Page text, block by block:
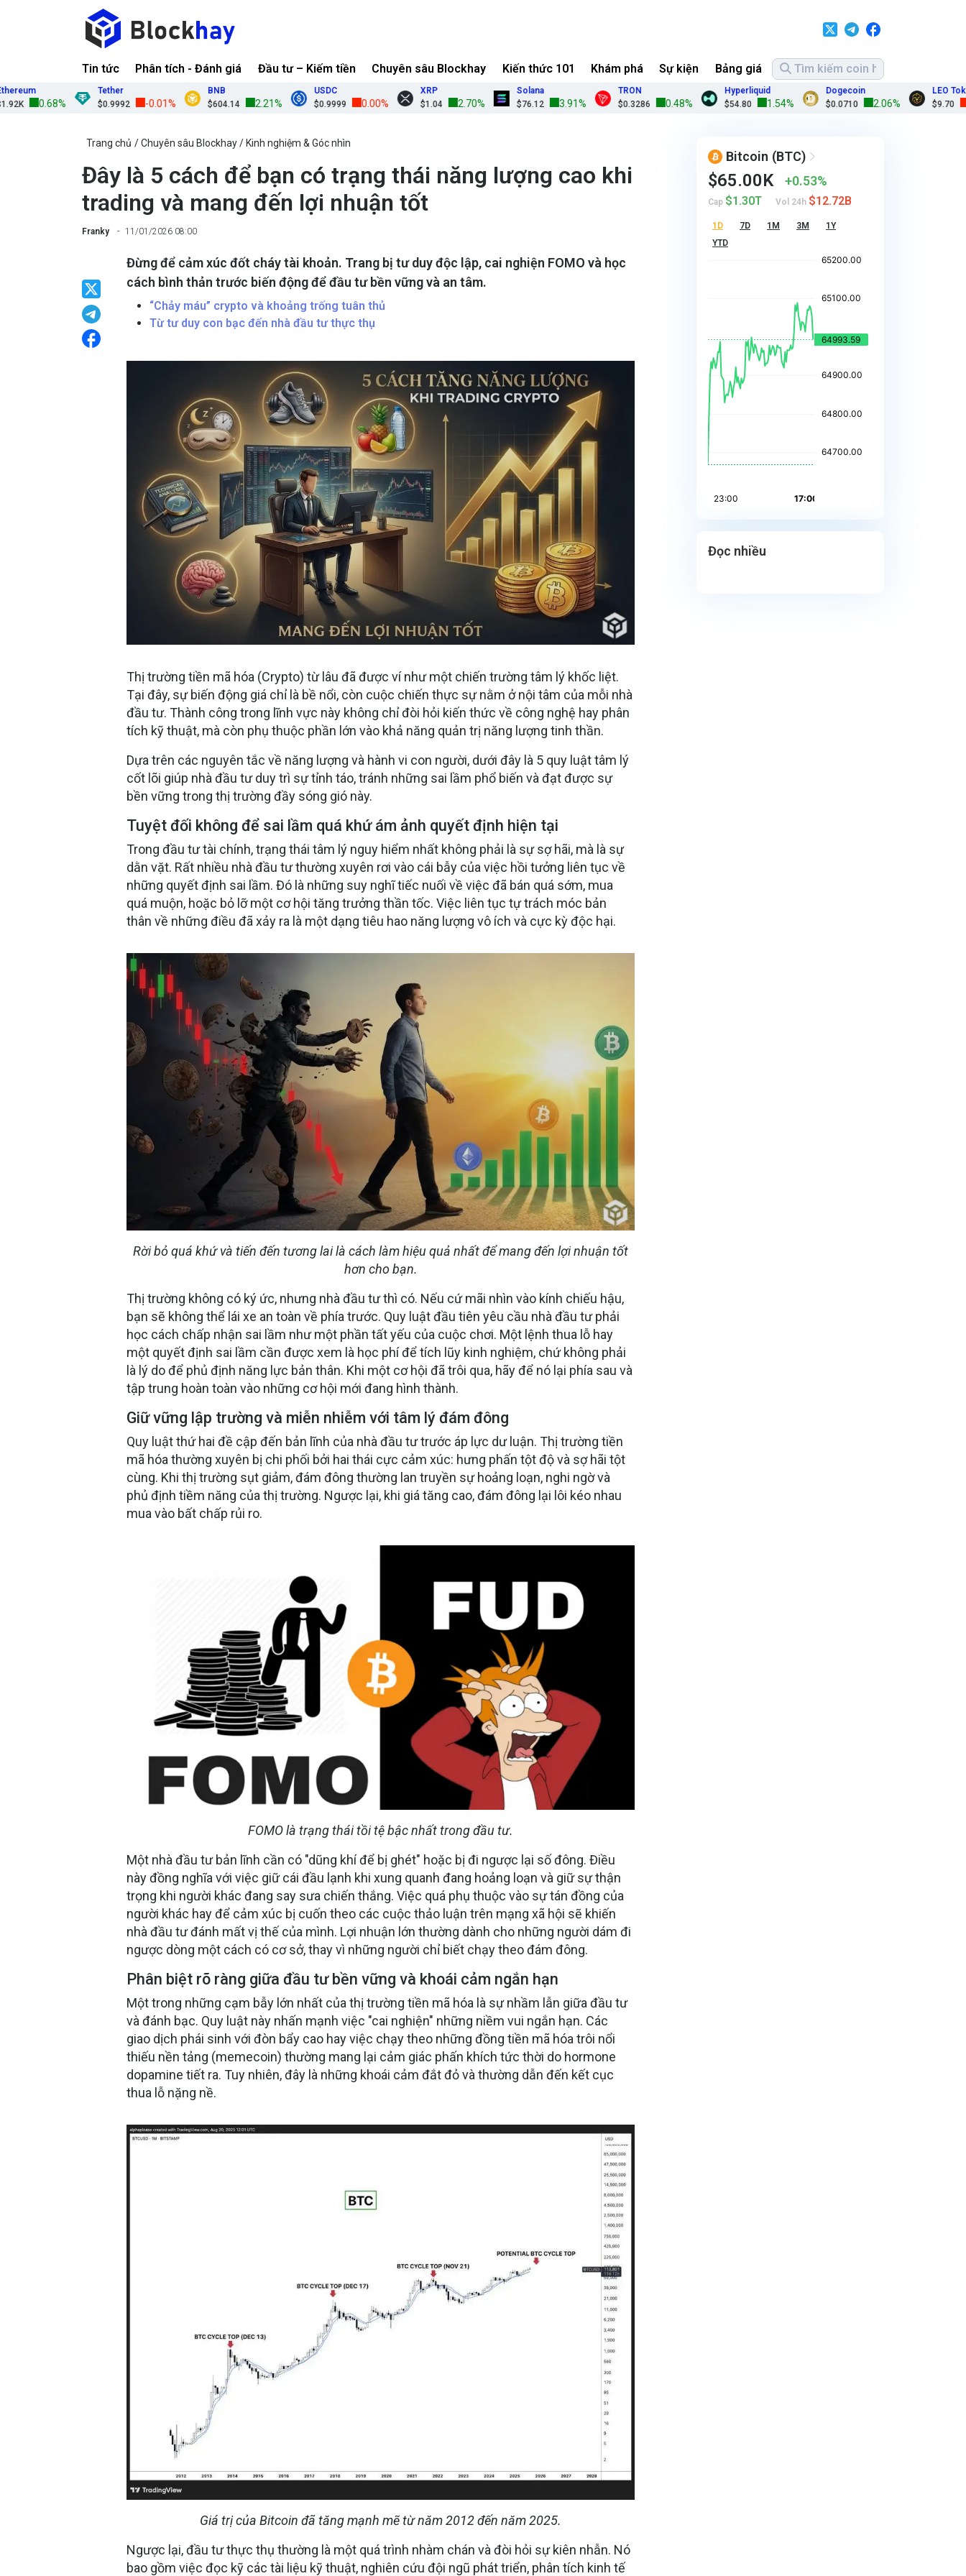
Tin tức Phân tích - Đánh giá Đầu tư – Kiếm tiền Chuyên sâu Blockhay Kiến thức 101 Khám phá Sự kiện Bảng giá
0.68%
Tether
$0.9992
-0.01%
BNB
$604.14
2.21%
USDC
$0.9999
0.00%
XRP
$1.04
2.70%
Solana
$76.12
3.91%
TRON
$0.3286
0.48%
Hyperliquid
$54.80
1.54%
Dogecoin
$0.0710
2.06%
LEO Token
$9.70
-
Trang chủ Chuyên sâu Blockhay Kinh nghiệm & Góc nhìn
Đây là 5 cách để bạn có trạng thái năng lượng cao khi
trading và mang đến lợi nhuận tốt
Franky 11/01/2026 08:00
Đừng để cảm xúc đốt cháy tài khoản. Trang bị tư duy độc lập, cai nghiện FOMO và học
cách bình thản trước biến động để đầu tư bền vững và an tâm.
“Chảy máu” crypto và khoảng trống tuân thủ
Từ tư duy con bạc đến nhà đầu tư thực thụ
Thị trường tiền mã hóa (Crypto) từ lâu đã được ví như một chiến trường tâm lý khốc liệt.
Tại đây, sự biến động giá chỉ là bề nổi, còn cuộc chiến thực sự nằm ở nội tâm của mỗi nhà
đầu tư. Thành công trong lĩnh vực này không chỉ đòi hỏi kiến thức về công nghệ hay phân
tích kỹ thuật, mà còn phụ thuộc phần lớn vào khả năng quản trị năng lượng tinh thần.
Dựa trên các nguyên tắc về năng lượng và hành vi con người, dưới đây là 5 quy luật tâm lý
cốt lõi giúp nhà đầu tư duy trì sự tỉnh táo, tránh những sai lầm phổ biến và đạt được sự
bền vững trong thị trường đầy sóng gió này.
Tuyệt đối không để sai lầm quá khứ ám ảnh quyết định hiện tại
Trong đầu tư tài chính, trạng thái tâm lý nguy hiểm nhất không phải là sự sợ hãi, mà là sự
dằn vặt. Rất nhiều nhà đầu tư thường xuyên rơi vào cái bẫy của việc hồi tưởng liên tục về
những quyết định sai lầm. Đó là những suy nghĩ tiếc nuối về việc đã bán quá sớm, mua
quá muộn, hoặc bỏ lỡ một cơ hội tăng trưởng thần tốc. Việc liên tục tự trách móc bản
thân về những điều đã xảy ra là một dạng tiêu hao năng lượng vô ích và cực kỳ độc hại.
Rời bỏ quá khứ và tiến đến tương lai là cách làm hiệu quả nhất để mang đến lợi nhuận tốt
hơn cho bạn.
Thị trường không có ký ức, nhưng nhà đầu tư thì có. Nếu cứ mãi nhìn vào kính chiếu hậu,
bạn sẽ không thể lái xe an toàn về phía trước. Quy luật đầu tiên yêu cầu nhà đầu tư phải
học cách chấp nhận sai lầm như một phần tất yếu của cuộc chơi. Một lệnh thua lỗ hay
một quyết định sai lầm cần được xem là học phí để tích lũy kinh nghiệm, chứ không phải
là lý do để phủ định năng lực bản thân. Khi một cơ hội đã trôi qua, hãy để nó lại phía sau và
tập trung hoàn toàn vào những cơ hội mới đang hình thành.
Giữ vững lập trường và miễn nhiễm với tâm lý đám đông
Quy luật thứ hai đề cập đến bản lĩnh của nhà đầu tư trước áp lực dư luận. Thị trường tiền
mã hóa thường xuyên bị chi phối bởi hai thái cực cảm xúc: hưng phấn tột độ và sợ hãi tột
cùng. Khi thị trường sụt giảm, đám đông thường lan truyền sự hoảng loạn, nghi ngờ và
phủ định tiềm năng của thị trường. Ngược lại, khi giá tăng cao, đám đông lại lôi kéo nhau
mua vào bất chấp rủi ro.
FOMO là trạng thái tồi tệ bậc nhất trong đầu tư.
Một nhà đầu tư bản lĩnh cần có "dũng khí để bị ghét" hoặc bị đi ngược lại số đông. Điều
này đồng nghĩa với việc giữ cái đầu lạnh khi xung quanh đang hoảng loạn và giữ sự thận
trọng khi người khác đang say sưa chiến thắng. Việc quá phụ thuộc vào sự tán đồng của
người khác hay để cảm xúc bị cuốn theo các cuộc thảo luận trên mạng xã hội sẽ khiến
nhà đầu tư đánh mất vị thế của mình. Lợi nhuận lớn thường dành cho những người dám đi
ngược dòng một cách có cơ sở, thay vì những người chỉ biết chạy theo đám đông.
Phân biệt rõ ràng giữa đầu tư bền vững và khoái cảm ngắn hạn
Một trong những cạm bẫy lớn nhất của thị trường tiền mã hóa là sự nhầm lẫn giữa đầu tư
và đánh bạc. Quy luật này nhấn mạnh việc "cai nghiện" những niềm vui ngắn hạn. Các
giao dịch phái sinh với đòn bẩy cao hay việc chạy theo những đồng tiền mã hóa trôi nổi
thiếu nền tảng (memecoin) thường mang lại cảm giác phấn khích tức thời do hormone
dopamine tiết ra. Tuy nhiên, đây là những khoái cảm đắt đỏ và thường dẫn đến kết cục
thua lỗ nặng nề.
Giá trị của Bitcoin đã tăng mạnh mẽ từ năm 2012 đến năm 2025.
Ngược lại, đầu tư thực thụ thường là một quá trình nhàm chán và đòi hỏi sự kiên nhẫn. Nó
bao gồm việc đọc kỹ các tài liệu kỹ thuật, nghiên cứu đội ngũ phát triển, phân tích kinh tế
Bitcoin (BTC)
$65.00K 0.53%
Cap $1.30T Vol 24h $12.72B
1D 7D 1M 3M
1Y
YTD
Đọc nhiều